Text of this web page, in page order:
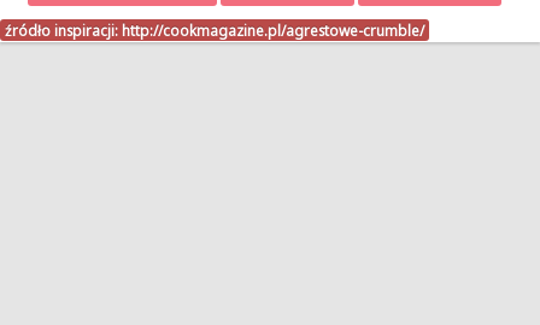
źródło inspiracji: http://cookmagazine.pl/agrestowe-crumble/